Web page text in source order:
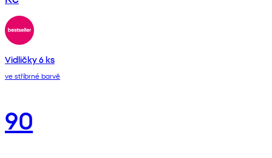
Vidličky 6 ks
ve stříbrné barvě
90